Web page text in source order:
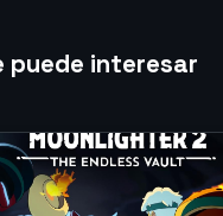
puede interesar